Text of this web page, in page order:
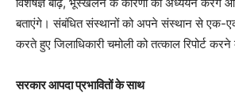
विशेषज्ञ बाढ़, भूस्खलन के कारणों का अध्ययन करेंगे
बताएंगे। संबंधित संस्थानों को अपने संस्थान से एक-एक
करते हुए जिलाधिकारी चमोली को तत्काल रिपोर्ट
सरकार आपदा प्रभावितों के साथ